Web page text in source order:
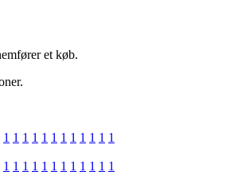
et køb.
1 1 1 1 1 1 1 1 1 1 1 1
1 1 1 1 1 1 1 1 1 1 1 1